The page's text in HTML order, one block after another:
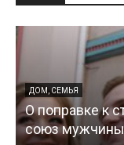
ДОМ, СЕМЬЯ
О поправке к
союз